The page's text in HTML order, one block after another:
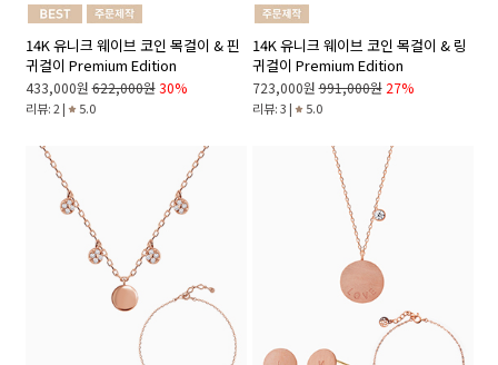
14K 유니크 웨이브 코인 목걸이 & 핀
귀걸이 Premium Edition
433,000원 622,000원 30%
리뷰: 2 | 5.0
14K 유니크 웨이브 코인 목걸이 & 링
귀걸이 Premium Edition
723,000원 991,000원 27%
리뷰: 3 | 5.0